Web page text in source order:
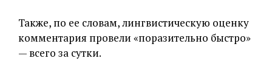
Также, по ее словам, лингвистическую оценку
комментария провели «поразительно быстро»
— всего за сутки.